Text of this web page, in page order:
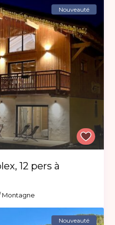
Nouveauté
12 pers à
Montagne
Nouveauté